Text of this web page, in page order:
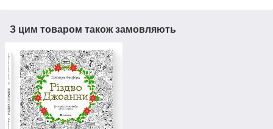
З цим товаром також замовляють